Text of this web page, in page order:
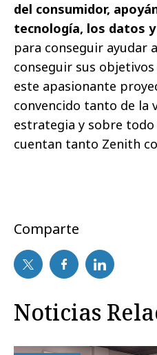
del consumidor,
tecnología, los datos
para conseguir ayudar
conseguir sus
este apasionante
convencido tanto de la
estrategia y sobre
cuentan tanto Zenith
Comparte
Noticias